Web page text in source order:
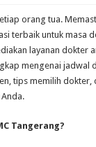
orang tua.
terbaik untuk masa
layanan
mengenai jadwal
tips memilih dokter,
Tangerang?